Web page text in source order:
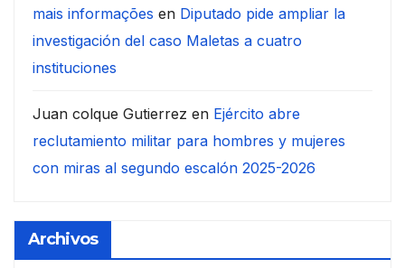
mais informações en Diputado pide ampliar la
investigación del caso Maletas a cuatro
instituciones
Juan colque Gutierrez en Ejército abre
reclutamiento militar para hombres y mujeres
con miras al segundo escalón 2025-2026
Archivos